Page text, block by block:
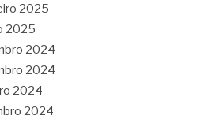
2025
2025
2024
2024
2024
2024